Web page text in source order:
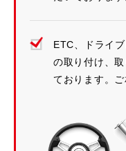
ETC、ドライ
の取り付け、
ております。ご